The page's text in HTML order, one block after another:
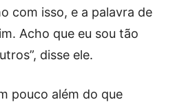
com isso, e a palavra de
Acho que eu sou tão
disse ele.
pouco além do que